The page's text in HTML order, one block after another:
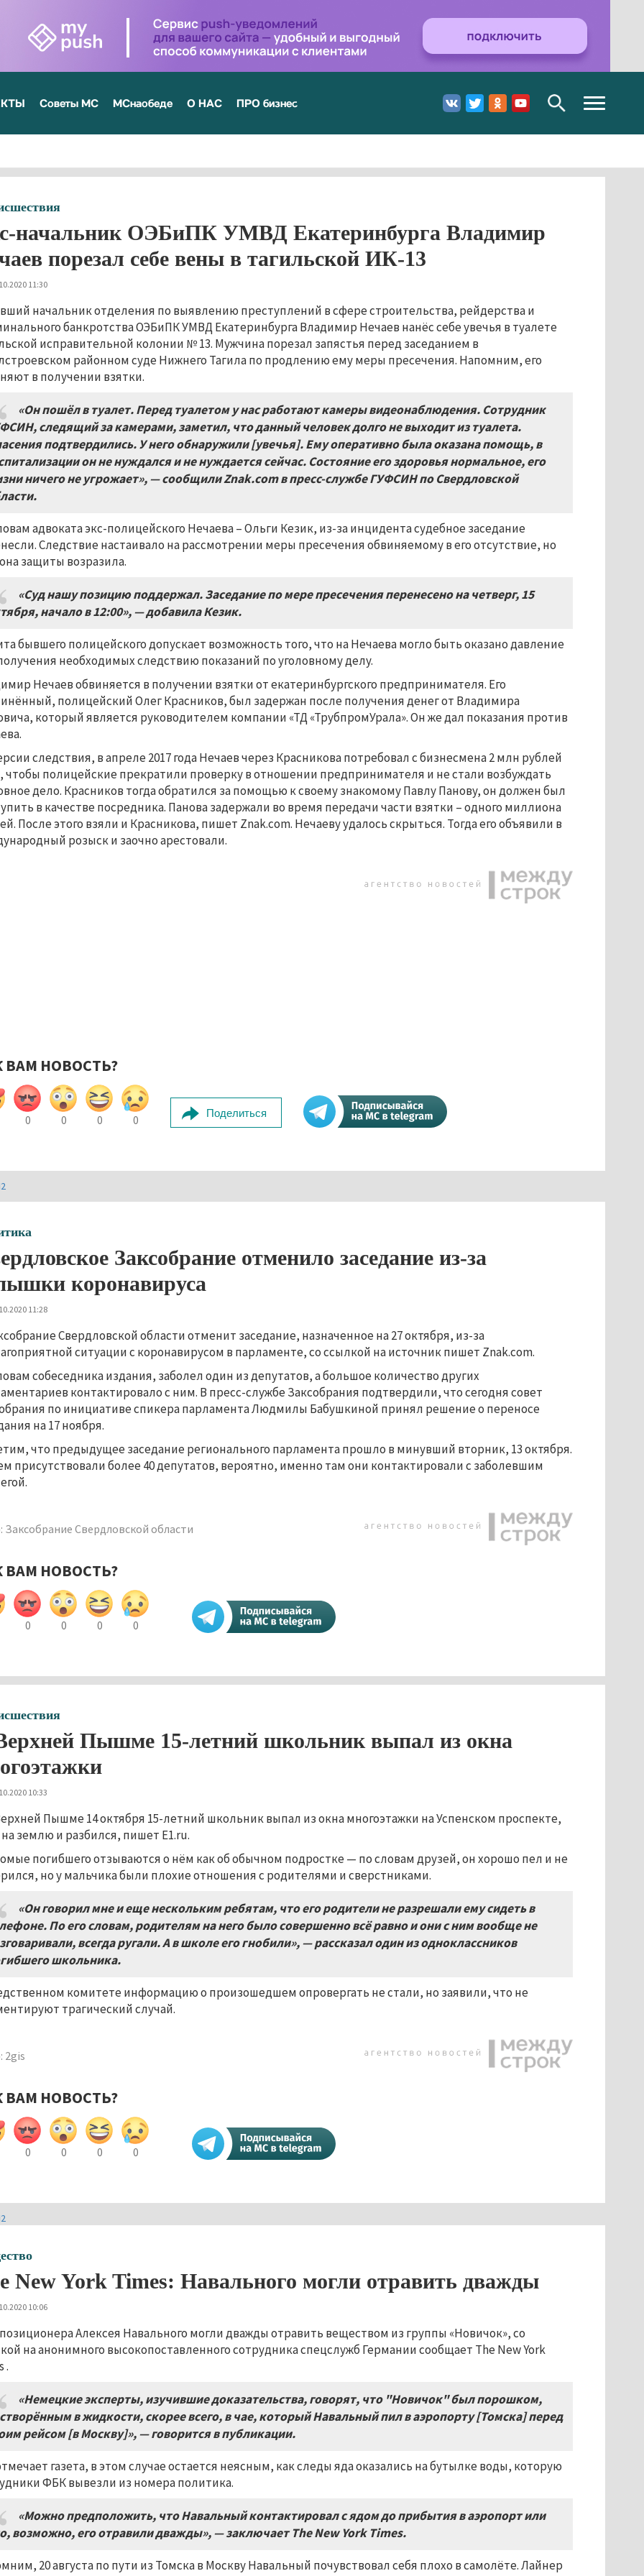
Советы МС МСнаобеде О НАС ПРО бизнес
Toggle
navigation
начальник ОЭБиПК УМВД Екатеринбурга Владимир
порезал себе вены в тагильской ИК-13
11:30
начальник отделения по выявлению преступлений в сфере строительства, рейдерства и
банкротства ОЭБиПК УМВД Екатеринбурга Владимир Нечаев нанёс себе увечья в туалете
исправительной колонии № 13. Мужчина порезал запястья перед заседанием в
районном суде Нижнего Тагила по продлению ему меры пресечения. Напомним, его
в получении взятки.
«Он пошёл в туалет. Перед туалетом у нас работают камеры видеонаблюдения. Сотрудник
следящий за камерами, заметил, что данный человек долго не выходит из туалета.
подтвердились. У него обнаружили [увечья]. Ему оперативно была оказана помощь, в
он не нуждался и не нуждается сейчас. Состояние его здоровья нормальное, его
ничего не угрожает», — сообщили Znak.com в пресс-службе ГУФСИН по Свердловской
адвоката экс-полицейского Нечаева – Ольги Кезик, из-за инцидента судебное заседание
Следствие настаивало на рассмотрении меры пресечения обвиняемому в его отсутствие, но
защиты возразила.
«Суд нашу позицию поддержал. Заседание по мере пресечения перенесено на четверг, 15
начало в 12:00», — добавила Кезик.
бывшего полицейского допускает возможность того, что на Нечаева могло быть оказано давление
необходимых следствию показаний по уголовному делу.
Нечаев обвиняется в получении взятки от екатеринбургского предпринимателя. Его
полицейский Олег Красников, был задержан после получения денег от Владимира
который является руководителем компании «ТД «ТрубпромУрала». Он же дал показания против
следствия, в апреле 2017 года Нечаев через Красникова потребовал с бизнесмена 2 млн рублей
чтобы полицейские прекратили проверку в отношении предпринимателя и не стали возбуждать
дело. Красников тогда обратился за помощью к своему знакомому Павлу Панову, он должен был
в качестве посредника. Панова задержали во время передачи части взятки – одного миллиона
После этого взяли и Красникова, пишет Znak.com. Нечаеву удалось скрыться. Тогда его объявили в
розыск и заочно арестовали.
ВАМ НОВОСТЬ?
0 0 0 0
Поделиться
Заксобрание отменило заседание из-за
коронавируса
11:28
Свердловской области отменит заседание, назначенное на 27 октября, из-за
ситуации с коронавирусом в парламенте, со ссылкой на источник пишет Znak.com.
собеседника издания, заболел один из депутатов, а большое количество других
контактировало с ним. В пресс-службе Заксобрания подтвердили, что сегодня совет
по инициативе спикера парламента Людмилы Бабушкиной принял решение о переносе
на 17 ноября.
что предыдущее заседание регионального парламента прошло в минувший вторник, 13 октября.
присутствовали более 40 депутатов, вероятно, именно там они контактировали с заболевшим
Заксобрание Свердловской области
ВАМ НОВОСТЬ?
0 0 0 0
Пышме 15-летний школьник выпал из окна
10:33
Пышме 14 октября 15-летний школьник выпал из окна многоэтажки на Успенском проспекте,
землю и разбился, пишет E1.ru.
погибшего отзываются о нём как об обычном подростке — по словам друзей, он хорошо пел и не
но у мальчика были плохие отношения с родителями и сверстниками.
«Он говорил мне и еще нескольким ребятам, что его родители не разрешали ему сидеть в
.По его словам,родителям на него было совершенно всё равно и они с ним вообще не
,всегда ругали.А в школе его гнобили», — рассказал один из одноклассников
школьника.
комитете информацию о произошедшем опровергать не стали, но заявили, что не
трагический случай.
2gis
ВАМ НОВОСТЬ?
0 0 0 0
New York Times: Навального могли отравить дважды
10:06
Алексея Навального могли дважды отравить веществом из группы «Новичок», со
на анонимного высокопоставленного сотрудника спецслужб Германии сообщает The New York
.
«Немецкие эксперты,изучившие доказательства, говорят, что "Новичок" был порошком,
ённым в жидкости,скорее всего,в чае,который Навальный пил в аэропорту[Томска]перед
рейсом[в Москву]», —говорится в публикации.
газета, в этом случае остается неясным, как следы яда оказались на бутылке воды, которую
ФБК вывезли из номера политика.
«Можно предположить, что Навальный контактировал с ядом до прибытия в аэропорт или
, возможно,его отравили дважды», — заключаетThe New York Times.
20 августа по пути из Томска в Москву Навальный почувствовал себя плохо в самолёте. Лайнер